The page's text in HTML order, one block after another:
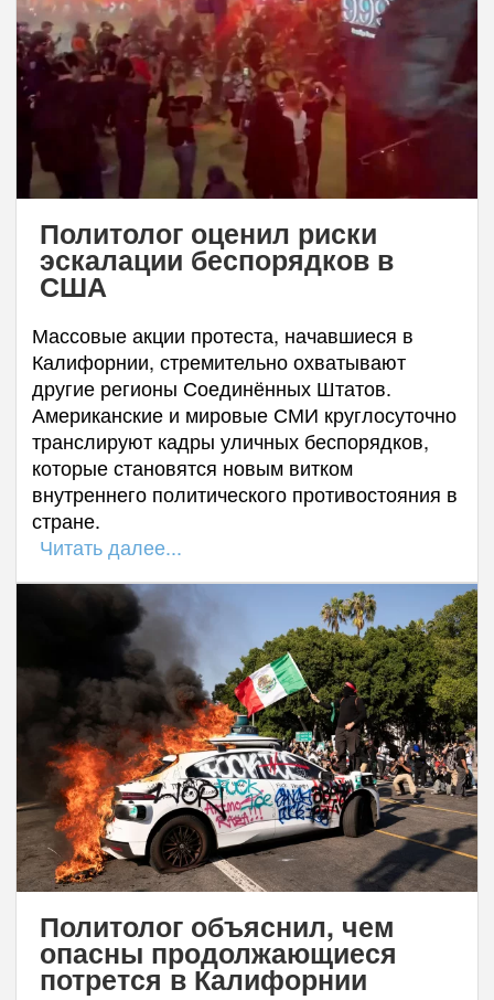
Политолог оценил риски
эскалации беспорядков в
США
Массовые акции протеста, начавшиеся в
Калифорнии, стремительно охватывают
другие регионы Соединённых Штатов.
Американские и мировые СМИ круглосуточно
транслируют кадры уличных беспорядков,
которые становятся новым витком
внутреннего политического противостояния в
стране.
Читать далее...
Политолог объяснил, чем
опасны продолжающиеся
потрется в Калифорнии